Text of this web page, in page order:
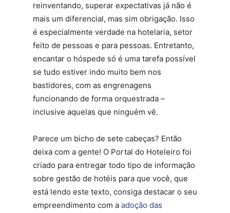
reinventando, superar expectativas já não é
mais um diferencial, mas sim obrigação. Isso
é especialmente verdade na hotelaria, setor
feito de pessoas e para pessoas. Entretanto,
encantar o hóspede só é uma tarefa possível
se tudo estiver indo muito bem nos
bastidores, com as engrenagens
funcionando de forma orquestrada –
inclusive aquelas que ninguém vê.
Parece um bicho de sete cabeças? Então
deixa com a gente! O Portal do Hoteleiro foi
criado para entregar todo tipo de informação
sobre gestão de hotéis para que você, que
está lendo este texto, consiga destacar o seu
empreendimento com a adoção das